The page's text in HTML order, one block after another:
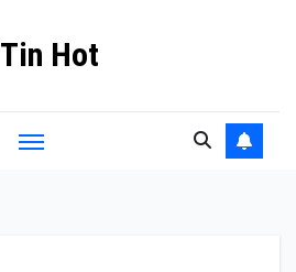
Tin Hot